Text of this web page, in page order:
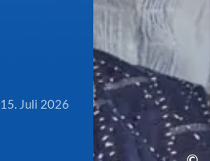
15. Juli 2026